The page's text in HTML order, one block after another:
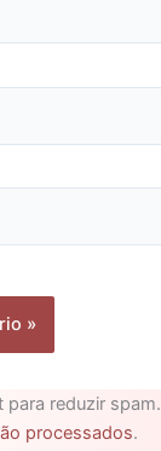
para reduzir spam.
processados.